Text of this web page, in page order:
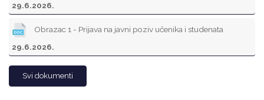
29.6.2026.
Obrazac 1 - Prijava na javni poziv učenika i studenata
29.6.2026.
Svi dokumenti